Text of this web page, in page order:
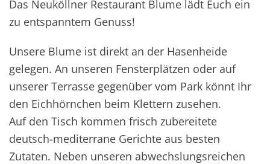
Das Neuköllner Restaurant Blume lädt Euch ein
zu entspanntem Genuss!
Unsere Blume ist direkt an der Hasenheide
gelegen. An unseren Fensterplätzen oder auf
unserer Terrasse gegenüber vom Park könnt Ihr
den Eichhörnchen beim Klettern zusehen.
Auf den Tisch kommen frisch zubereitete
deutsch-mediterrane Gerichte aus besten
Zutaten. Neben unseren abwechslungsreichen